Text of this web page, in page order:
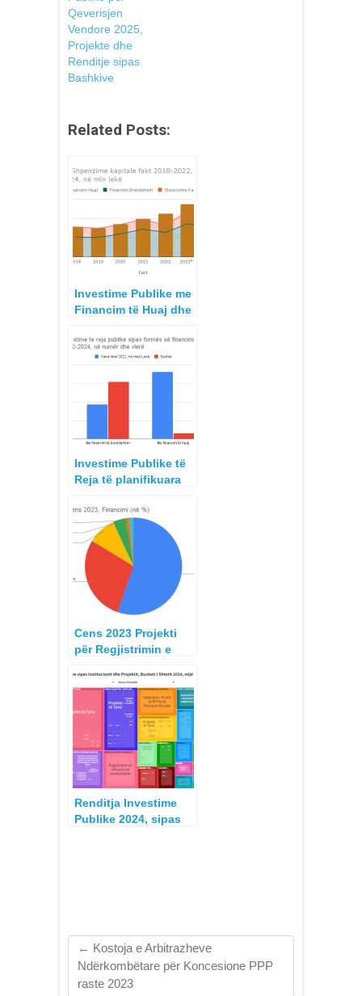
Qeverisjen
Vendore 2025,
Projekte dhe
Renditje sipas
Bashkive
Related Posts:
Investime Publike me
Financim të Huaj dhe
mosrealizimit Plani,
Ndryshimet dhe Fakti
Investime Publike të
Reja të planifikuara
nga Buxheti i Shtetit
dhe i Huaj
Cens 2023 Projekti
për Regjistrimin e
Banesave, Kosto
Financim 2020 – 2023
Renditja Investime
Publike 2024, sipas
← Kostoja e Arbitrazheve
Ndërkombëtare për Koncesione PPP
raste 2023